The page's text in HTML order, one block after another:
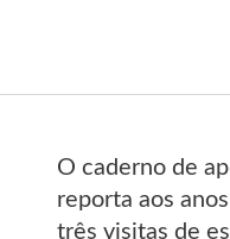
O caderno de
reporta aos
três visitas de